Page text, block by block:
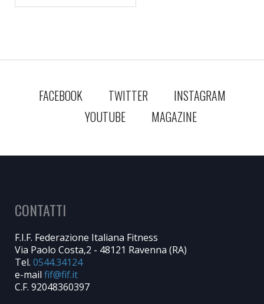
FACEBOOK TWITTER
INSTAGRAM
YOUTUBE
MAGAZINE
CONTATTI
F.I.F. Federazione Italiana Fitness
Via Paolo Costa,2 - 48121 Ravenna (RA)
Tel. 0544.34124
e-mail
C.F. 92048360397